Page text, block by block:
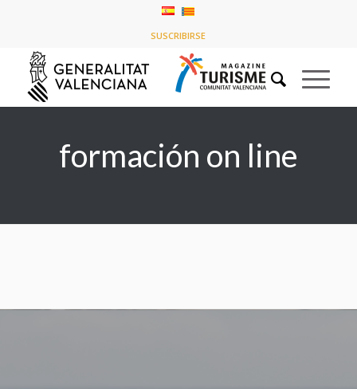
SUSCRIBIRSE
formación on line